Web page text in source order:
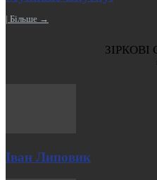
| Більше →
ЗІРКОВІ
Іван Липовик